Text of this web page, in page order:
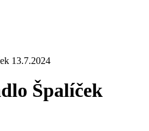
13.7.2024
Špalíček